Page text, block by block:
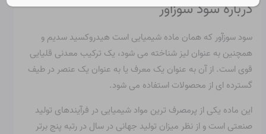
درباره سود سوزآور
سود سوزآور که همان ماده شیمیایی است هیدروکسید سدیم و
همچنین به عنوان لیز شناخته می شود، یک ترکیب معدنی قلیایی
قوی است. از آن به عنوان یک معرف یا به عنوان یک عنصر در طیف
گسترده ای از محصولات استفاده می شود.
این ماده یکی از پرمصرف ترین مواد شیمیایی در فرآیندهای تولید
صنعتی است و از نظر میزان تولید جهانی در سال در رتبه پنج برتر